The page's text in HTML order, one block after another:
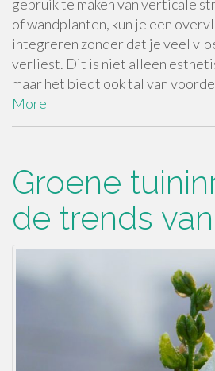
gebruik te maken van verticale
of wandplanten, kun je een
integreren zonder dat je veel
verliest. Dit is niet alleen
maar het biedt ook tal van
More
Groene
de trends